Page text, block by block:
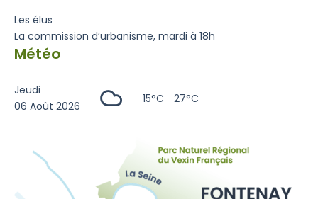
Les élus
La commission d’urbanisme, mardi à 18h
Météo
Jeudi
06 Août 2026
15°C 27°C